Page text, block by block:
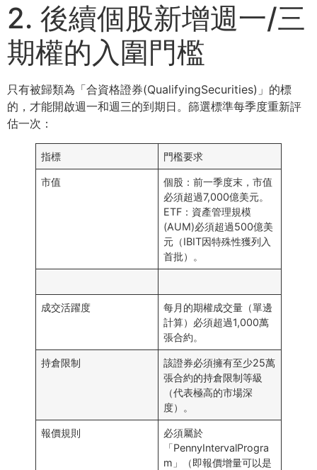
2. 後續個股新增週⼀/三
期權的⼊圍⾨檻
只有被歸類為「合資格證券(QualifyingSecurities)」的標
的，才能開啟週⼀和週三的到期⽇。篩選標準每季度重新評
估⼀次：
指標 ⾨檻要求
市值
個股：前⼀季度末，市值
必須超過7,000億美元。
ETF：資產管理規模
(AUM)必須超過500億美
元（IBIT因特殊性獲列⼊
⾸批）。
成交活躍度
每⽉的期權成交量（單邊
計算）必須超過1,000萬
張合約。
持倉限制
該證券必須擁有⾄少25萬
張合約的持倉限制等級
（代表極⾼的市場深
度）。
報價規則
必須屬於
「PennyIntervalProgra
m」（即報價增量可以是